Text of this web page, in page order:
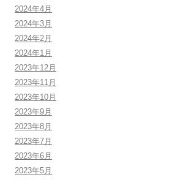
2024年4月
2024年3月
2024年2月
2024年1月
2023年12月
2023年11月
2023年10月
2023年9月
2023年8月
2023年7月
2023年6月
2023年5月